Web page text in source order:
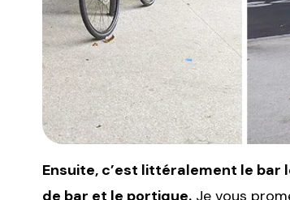
Ensuite, c’est littéralement le bar
de bar et le portique. Je vous